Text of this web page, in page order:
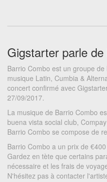
Gigstarter parle
Barrio Combo est un groupe
musique Latin, Cumbia &
concert confirmé avec
27/09/2017.
La musique de Barrio Combo
buena vista social club,
Barrio Combo se compose de
Barrio Combo a un prix de
Gardez en tète que certains
nécessaire et les frais de
N'hésitez pas à contacter